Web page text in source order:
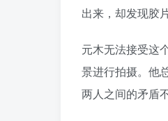
出来，却发现胶
元木无法接受这
景进行拍摄。他
两人之间的矛盾